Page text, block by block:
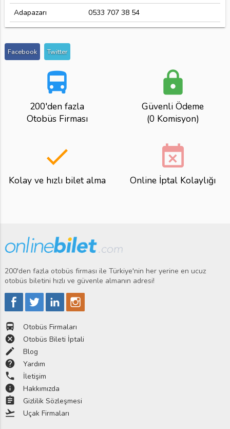
Adapazarı
0533 707 38 54
Facebook Twitter
directions_bus
200'den fazla
Otobüs Firması
lock
Güvenli Ödeme
(0 Komisyon)
done
Kolay ve hızlı bilet alma
event_busy
Online İptal Kolaylığı
200'den fazla otobüs firması ile Türkiye'nin her yerine en ucuz
otobüs biletini hızlı ve güvenle almanın adresi!
directions_bus Otobüs Firmaları
cancel Otobüs Bileti İptali
edit Blog
help Yardım
phone İletişim
info Hakkımızda
assignment Gizlilik Sözleşmesi
flight_takeoff Uçak Firmaları